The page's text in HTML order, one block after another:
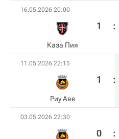
16.05.2026 20:00
Каза Пия
1 :
11.05.2026 22:15
Риу Аве
1 :
03.05.2026 22:30
0 :